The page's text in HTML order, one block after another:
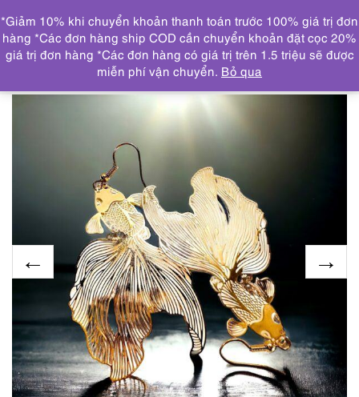
DANH MỤC
Trang chủ TRANG SỨC KHUYÊN TAI
2405-Bông tai
nữ-Gold color fish earrings-Mới/chưa sử dụng
*Giảm 10% khi chuyển khoản thanh toán trước 100% giá trị đơn
hàng *Các đơn hàng ship COD cần chuyển khoản đặt cọc 20%
giá trị đơn hàng *Các đơn hàng có giá trị trên 1.5 triệu sẽ được
miễn phí vận chuyển. Bỏ qua